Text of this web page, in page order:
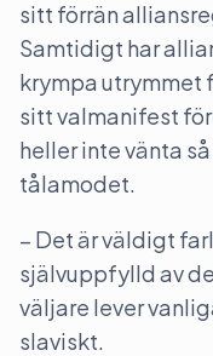
sitt förrän
Samtidigt har
krympa utrymmet
sitt valmanifest
heller inte vänta
tålamodet.
– Det är väldigt
självuppfylld av
väljare lever
slaviskt.